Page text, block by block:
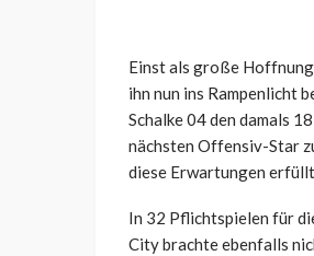
Einst als große
ihn nun ins Rampenlicht
Schalke 04 den damals
nächsten Offensiv-Star
diese Erwartungen
In 32 Pflichtspielen für
City brachte ebenfalls